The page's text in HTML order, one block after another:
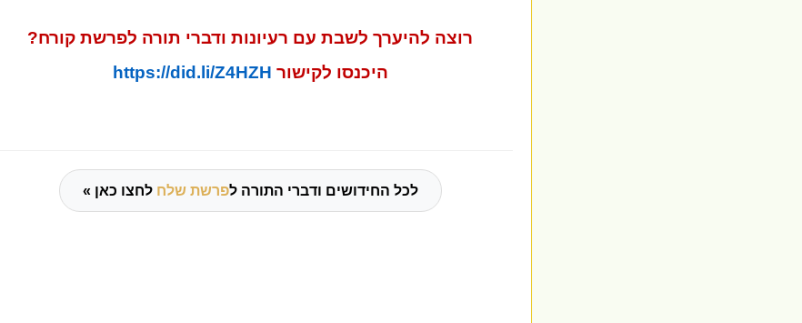
רוצה להיערך לשבת עם רעיונות ודברי תורה לפרשת קורח?
היכנסו לקישור https://did.li/Z4HZH
לכל החידושים ודברי התורה לפרשת שלח לחצו כאן »